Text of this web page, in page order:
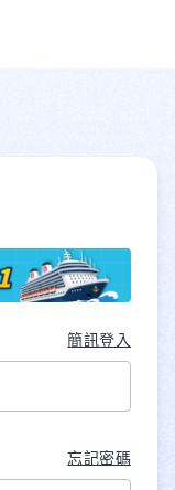
簡訊登入
忘記密碼